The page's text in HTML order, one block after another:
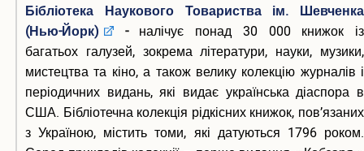
Бібліотека Наукового Товариства ім. Шевченка
(Нью-Йорк)
- налічує понад 30 000 книжок із
багатьох галузей, зокрема літератури, науки, музики,
мистецтва та кіно, а також велику колекцію журналів і
періодичних видань, які видає українська діаспора в
США. Бібліотечна колекція рідкісних книжок, пов’язаних
з Україною, містить томи, які датуються 1796 роком.